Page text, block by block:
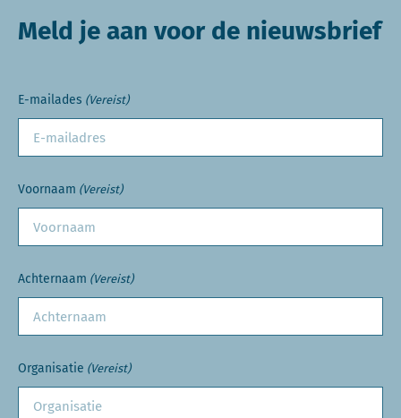
Meld je aan voor de nieuwsbrief
E-mailades (Vereist)
Voornaam (Vereist)
Achternaam (Vereist)
Organisatie (Vereist)